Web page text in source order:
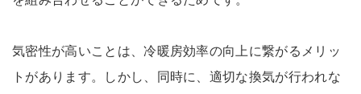
気密性が高いことは、冷暖房効率の向上に繋がるメリッ
トがあります。しかし、同時に、適切な換気が行われな